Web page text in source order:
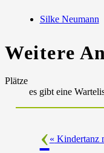
Silke Neumann
Weitere
Plätze
es gibt eine
« Kindertanz